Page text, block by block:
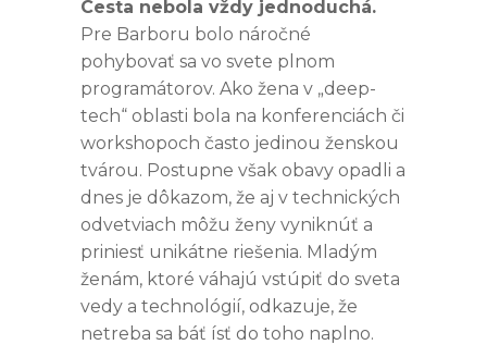
Cesta nebola vždy jednoduchá.
Pre Barboru bolo náročné
pohybovať sa vo svete plnom
programátorov. Ako žena v „deep-
tech“ oblasti bola na konferenciách či
workshopoch často jedinou ženskou
tvárou. Postupne však obavy opadli a
dnes je dôkazom, že aj v technických
odvetviach môžu ženy vyniknúť a
priniesť unikátne riešenia. Mladým
ženám, ktoré váhajú vstúpiť do sveta
vedy a technológií, odkazuje, že
netreba sa báť ísť do toho naplno.